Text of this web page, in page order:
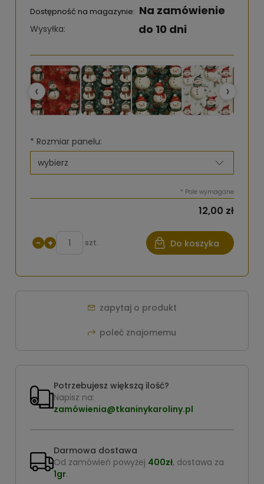
Dostępność na magazynie: Na zamówienie
Wysyłka: do 10 dni
‹ ›
* Rozmiar panelu:
* Pole wymagane
12,00 zł
− + szt. Do koszyka
zapytaj o produkt
poleć znajomemu
Potrzebujesz większą ilość?
Napisz na:
zamówienia@tkaninykaroliny.pl
Darmowa dostawa
Od zamówień powyżej 400zł, dostawa za
1gr.